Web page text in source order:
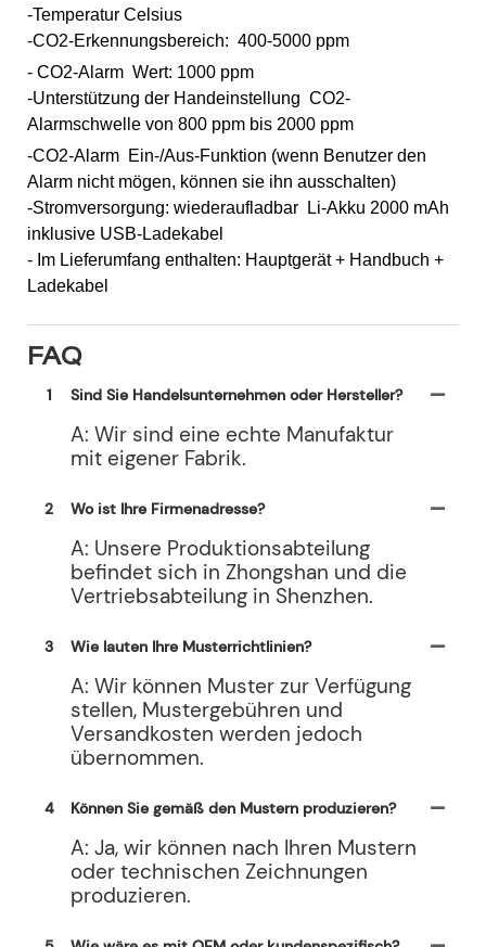
-Temperatur Celsius
-CO2-Erkennungsbereich: 400-5000 ppm
- CO2-Alarm Wert: 1000 ppm
-Unterstützung der Handeinstellung CO2-
Alarmschwelle von 800 ppm bis 2000 ppm
-CO2-Alarm Ein-/Aus-Funktion (wenn Benutzer den
Alarm nicht mögen, können sie ihn ausschalten)
-Stromversorgung: wiederaufladbar Li-Akku 2000 mAh
inklusive USB-Ladekabel
- Im Lieferumfang enthalten: Hauptgerät + Handbuch +
Ladekabel
FAQ
1 Sind Sie Handelsunternehmen oder Hersteller?
A: Wir sind eine echte Manufaktur
mit eigener Fabrik.
2 Wo ist Ihre Firmenadresse?
A: Unsere Produktionsabteilung
befindet sich in Zhongshan und die
Vertriebsabteilung in Shenzhen.
3 Wie lauten Ihre Musterrichtlinien?
A: Wir können Muster zur Verfügung
stellen, Mustergebühren und
Versandkosten werden jedoch
übernommen.
4 Können Sie gemäß den Mustern produzieren?
A: Ja, wir können nach Ihren Mustern
oder technischen Zeichnungen
produzieren.